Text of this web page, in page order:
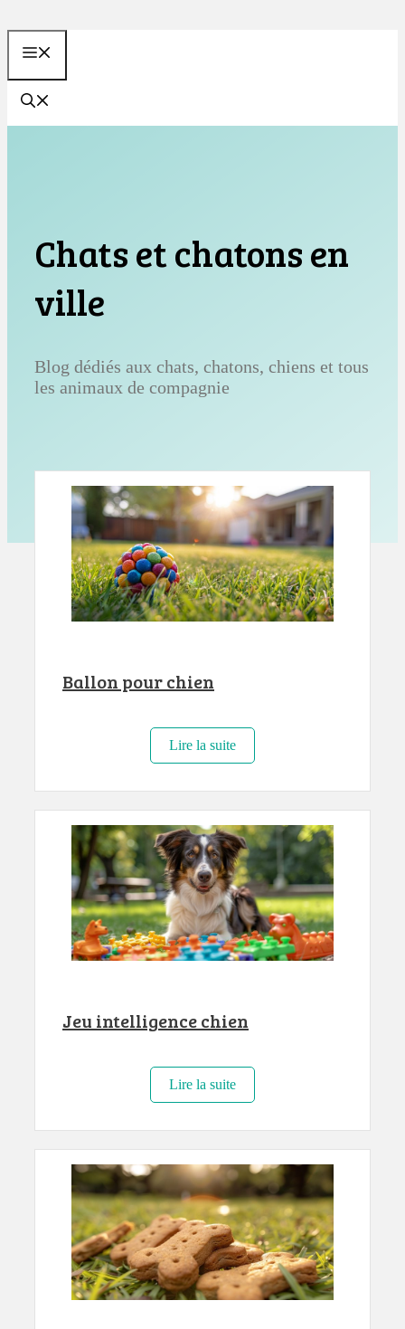
Aller
Chats et chatons en
ville
Blog dédiés aux chats, chatons, chiens et tous
les animaux de compagnie
Ballon pour chien
Lire la suite
Jeu intelligence chien
Lire la suite